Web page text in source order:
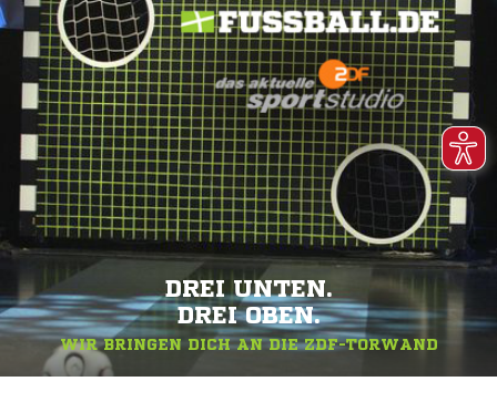
DREI UNTEN.
DREI OBEN.
WIR BRINGEN DICH AN DIE ZDF-TORWAND